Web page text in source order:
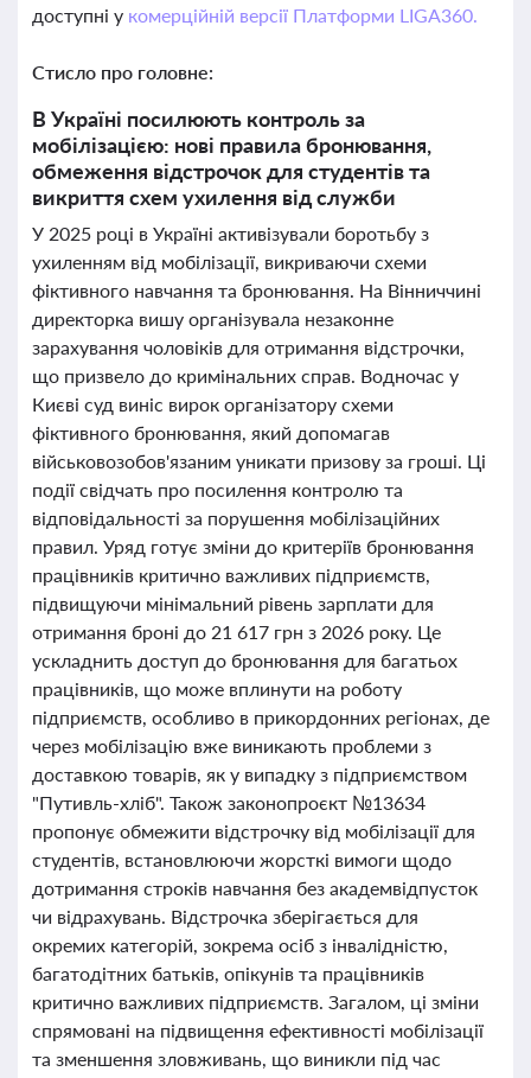
доступні у комерційній версії Платформи LIGA360.
Стисло про головне:
В Україні посилюють контроль за
мобілізацією: нові правила бронювання,
обмеження відстрочок для студентів та
викриття схем ухилення від служби
У 2025 році в Україні активізували боротьбу з
ухиленням від мобілізації, викриваючи схеми
фіктивного навчання та бронювання. На Вінниччині
директорка вишу організувала незаконне
зарахування чоловіків для отримання відстрочки,
що призвело до кримінальних справ. Водночас у
Києві суд виніс вирок організатору схеми
фіктивного бронювання, який допомагав
військовозобов'язаним уникати призову за гроші. Ці
події свідчать про посилення контролю та
відповідальності за порушення мобілізаційних
правил. Уряд готує зміни до критеріїв бронювання
працівників критично важливих підприємств,
підвищуючи мінімальний рівень зарплати для
отримання броні до 21 617 грн з 2026 року. Це
ускладнить доступ до бронювання для багатьох
працівників, що може вплинути на роботу
підприємств, особливо в прикордонних регіонах, де
через мобілізацію вже виникають проблеми з
доставкою товарів, як у випадку з підприємством
"Путивль-хліб". Також законопроєкт №13634
пропонує обмежити відстрочку від мобілізації для
студентів, встановлюючи жорсткі вимоги щодо
дотримання строків навчання без академвідпусток
чи відрахувань. Відстрочка зберігається для
окремих категорій, зокрема осіб з інвалідністю,
багатодітних батьків, опікунів та працівників
критично важливих підприємств. Загалом, ці зміни
спрямовані на підвищення ефективності мобілізації
та зменшення зловживань, що виникли під час